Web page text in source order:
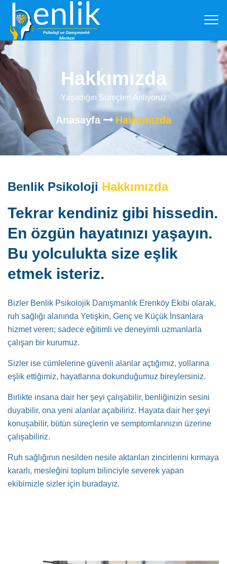
Hakkımızda
Yaşadığın Süreçleri Anlıyoruz
Anasayfa Hakkımızda
Benlik Psikoloji Hakkımızda
Tekrar kendiniz gibi hissedin.
En özgün hayatınızı yaşayın.
Bu yolculukta size eşlik
etmek isteriz.
Bizler Benlik Psikolojik Danışmanlık Erenköy Ekibi olarak,
ruh sağlığı alanında Yetişkin, Genç ve Küçük İnsanlara
hizmet veren; sadece eğitimli ve deneyimli uzmanlarla
çalışan bir kurumuz.
Sizler ise cümlelerine güvenli alanlar açtığımız, yollarına
eşlik ettiğimiz, hayatlarına dokunduğumuz bireylersiniz.
Birlikte insana dair her şeyi çalışabilir, benliğinizin sesini
duyabilir, ona yeni alanlar açabiliriz. Hayata dair her şeyi
konuşabilir, bütün süreçlerin ve semptomlarınızın üzerine
çalışabiliriz.
Ruh sağlığının nesilden nesile aktarılan zincirlerini kırmaya
kararlı, mesleğini toplum bilinciyle severek yapan
ekibimizle sizler için buradayız.